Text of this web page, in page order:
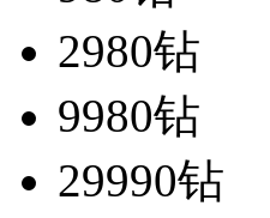
2980钻
9980钻
29990钻